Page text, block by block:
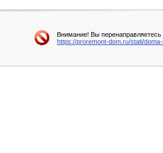
Внимание! Вы перенаправляетесь
https://proremont-dom.ru/stati/